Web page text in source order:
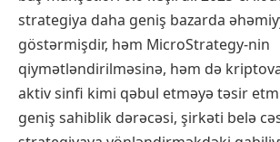
strategiya daha geniş bazarda
göstərmişdir, həm MicroStrategy-nin
qiymətləndirilməsinə, həm də
aktiv sinfi kimi qəbul etməyə təsir
geniş sahiblik dərəcəsi, şirkəti belə